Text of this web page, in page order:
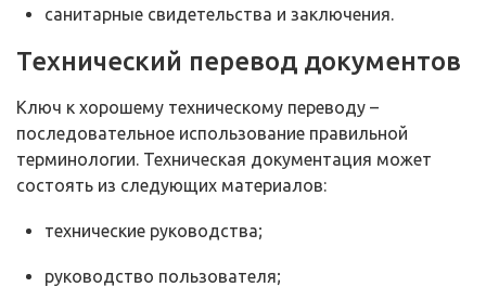
санитарные свидетельства и заключения.
Технический перевод документов
Ключ к хорошему техническому переводу –
последовательное использование правильной
терминологии. Техническая документация может
состоять из следующих материалов:
технические руководства;
руководство пользователя;